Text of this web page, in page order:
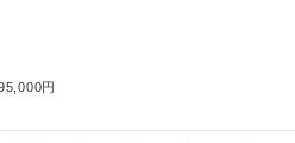
円